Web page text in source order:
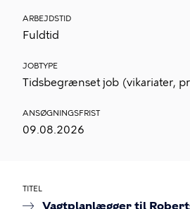
ARBEJDSTID
Fuldtid
JOBTYPE
Tidsbegrænset job (vikariater,
ANSØGNINGSFRIST
09.08.2026
TITEL
Vagtplanlægger til